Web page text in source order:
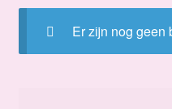
Er zijn nog geen